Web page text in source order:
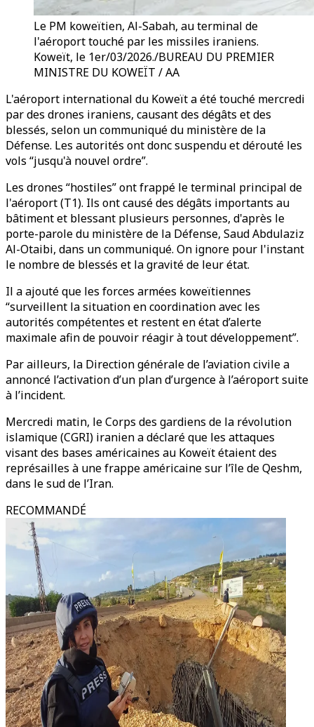
Le PM koweïtien, Al-Sabah, au terminal de
l'aéroport touché par les missiles iraniens.
Koweït, le 1er/03/2026./BUREAU DU PREMIER
MINISTRE DU KOWEÏT / AA
L'aéroport international du Koweït a été touché mercredi
par des drones iraniens, causant des dégâts et des
blessés, selon un communiqué du ministère de la
Défense. Les autorités ont donc suspendu et dérouté les
vols “jusqu'à nouvel ordre”.
Les drones “hostiles” ont frappé le terminal principal de
l'aéroport (T1). Ils ont causé des dégâts importants au
bâtiment et blessant plusieurs personnes, d'après le
porte-parole du ministère de la Défense, Saud Abdulaziz
Al-Otaibi, dans un communiqué. On ignore pour l'instant
le nombre de blessés et la gravité de leur état.
Il a ajouté que les forces armées koweïtiennes
“surveillent la situation en coordination avec les
autorités compétentes et restent en état d’alerte
maximale afin de pouvoir réagir à tout développement”.
Par ailleurs, la Direction générale de l’aviation civile a
annoncé l’activation d’un plan d’urgence à l’aéroport suite
à l’incident.
Mercredi matin, le Corps des gardiens de la révolution
islamique (CGRI) iranien a déclaré que les attaques
visant des bases américaines au Koweït étaient des
représailles à une frappe américaine sur l’île de Qeshm,
dans le sud de l’Iran.
RECOMMANDÉ